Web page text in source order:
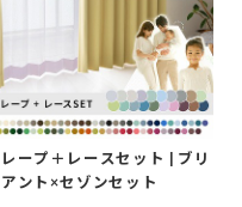
レープ＋レースセット | ブリ
アント×セゾンセット